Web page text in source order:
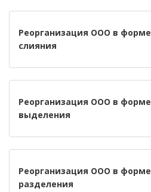
Реорганизация ООО в форме
слияния
Реорганизация ООО в форме
выделения
Реорганизация ООО в форме
разделения